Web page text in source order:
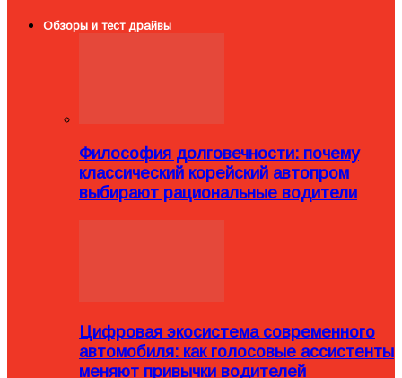
Обзоры и тест драйвы
Философия долговечности: почему
классический корейский автопром
выбирают рациональные водители
Цифровая экосистема современного
автомобиля: как голосовые ассистенты
меняют привычки водителей